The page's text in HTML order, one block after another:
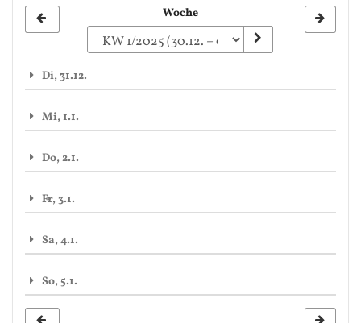
zur
auswählen
Woche
Di, 31.12.
Mi, 1.1.
Do, 2.1.
Fr, 3.1.
Sa, 4.1.
So, 5.1.